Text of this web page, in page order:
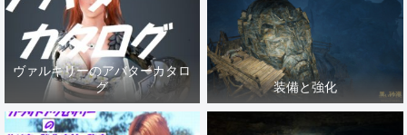
ヴァルキリーのアバターカタロ
グ
装備と強化